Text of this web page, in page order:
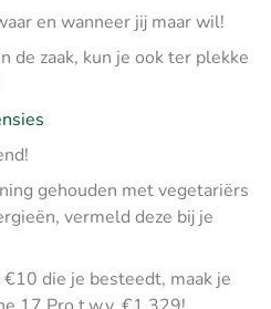
en wanneer jij maar wil!
de zaak, kun je ook ter plekke
gehouden met vegetariërs
vermeld deze bij je
die je besteedt, maak je